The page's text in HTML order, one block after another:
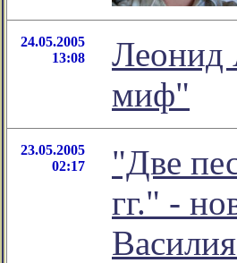
24.05.2005
13:08
Леонид
миф"
23.05.2005
02:17
"Две
гг." -